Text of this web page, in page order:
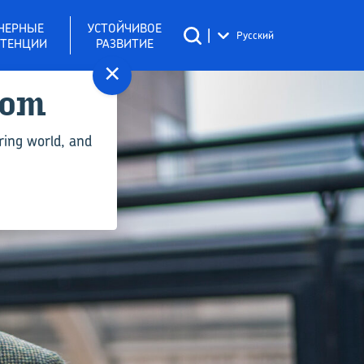
УСТОЙЧИВОЕ
РАЗВИТИЕ
| Русский
×
world, and